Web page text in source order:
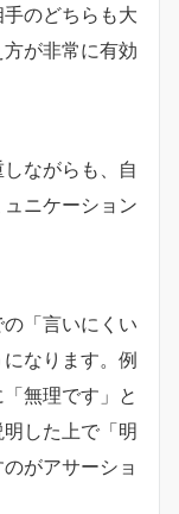
のどちらも大
が非常に有効
ながらも、自
ニケーション
「言いにくい
なります。例
無理です」と
した上で「明
がアサーショ